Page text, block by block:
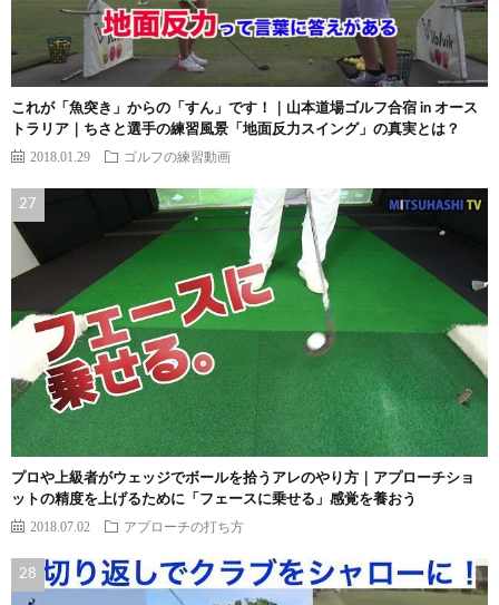
これが「魚突き」からの「すん」です！｜山本道場ゴルフ合宿 in オース
トラリア｜ちさと選手の練習風景「地面反力スイング」の真実とは？
2018.01.29 ゴルフの練習動画
プロや上級者がウェッジでボールを拾うアレのやり方｜アプローチショ
ットの精度を上げるために「フェースに乗せる」感覚を養おう
2018.07.02 アプローチの打ち方